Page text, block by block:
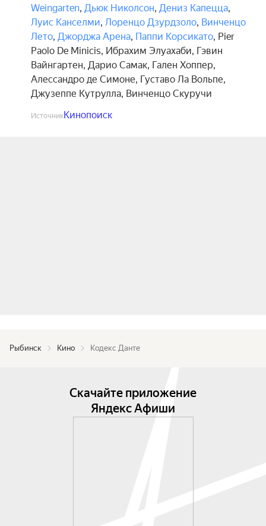
Weingarten, Дьюк Николсон, Дениз Капецца,
Луис Канселми, Лоренцо Дзурдзоло, Винченцо
Лето, Джорджа Арена, Паппи Корсикато, Pier
Paolo De Minicis, Ибрахим Элуахаби, Гэвин
Вайнгартен, Дарио Самак, Гален Хоппер,
Алессандро де Симоне, Густаво Ла Вольпе,
Джузеппе Кутрулла, Винченцо Скуручи
ИсточникКинопоиск
Рыбинск Кино Кодекс Данте
Скачайте приложение
Яндекс Афиши